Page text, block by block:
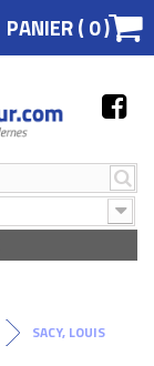
PANIER (0)
SACY, LOUIS